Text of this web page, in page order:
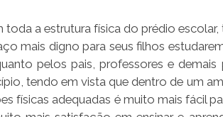
a estrutura física do prédio
mais digno para seus filhos
pelos pais, professores e demais
tendo em vista que dentro de um
físicas adequadas é muito mais fácil